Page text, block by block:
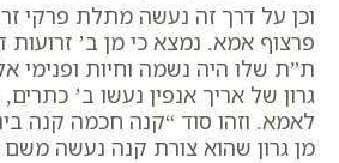
וכן על דרך זה נעשה מתלת פרקי
פרצוף אמא. נמצא כי מן ב’ זרועות
ת”ת שלו היה נשמה וחיות ופנימי
גרון של אריך אנפין נעשו ב’
לאמא. וזהו סוד “קנה חכמה קנה
מן גרון שהוא צורת קנה נעשה